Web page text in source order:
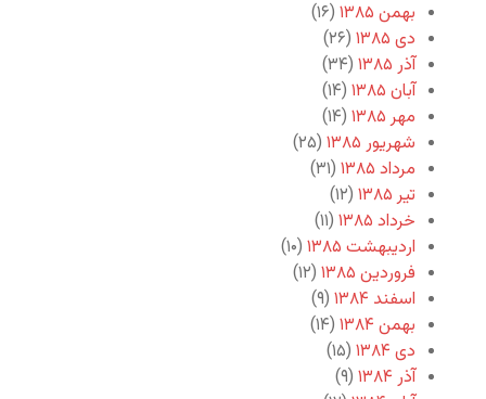
بهمن ۱۳۸۵
(۱۶)
دی ۱۳۸۵
(۲۶)
آذر ۱۳۸۵
(۳۴)
آبان ۱۳۸۵
(۱۴)
مهر ۱۳۸۵
(۱۴)
شهریور ۱۳۸۵
(۲۵)
مرداد ۱۳۸۵
(۳۱)
تیر ۱۳۸۵
(۱۲)
خرداد ۱۳۸۵
(۱۱)
اردیبهشت ۱۳۸۵
(۱۰)
فروردین ۱۳۸۵
(۱۲)
اسفند ۱۳۸۴
(۹)
بهمن ۱۳۸۴
(۱۴)
دی ۱۳۸۴
(۱۵)
آذر ۱۳۸۴
(۹)